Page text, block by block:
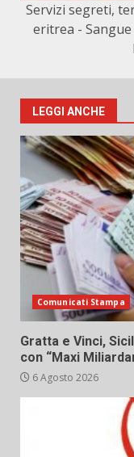
Servizi segreti,
eritrea -
LEGGI ANCHE
Comunicati Stampa
Gratta e Vinci,
con “Maxi
6 Agosto 2026